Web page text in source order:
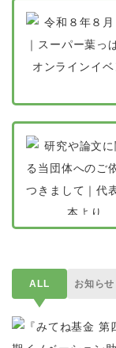
ALL お知らせ